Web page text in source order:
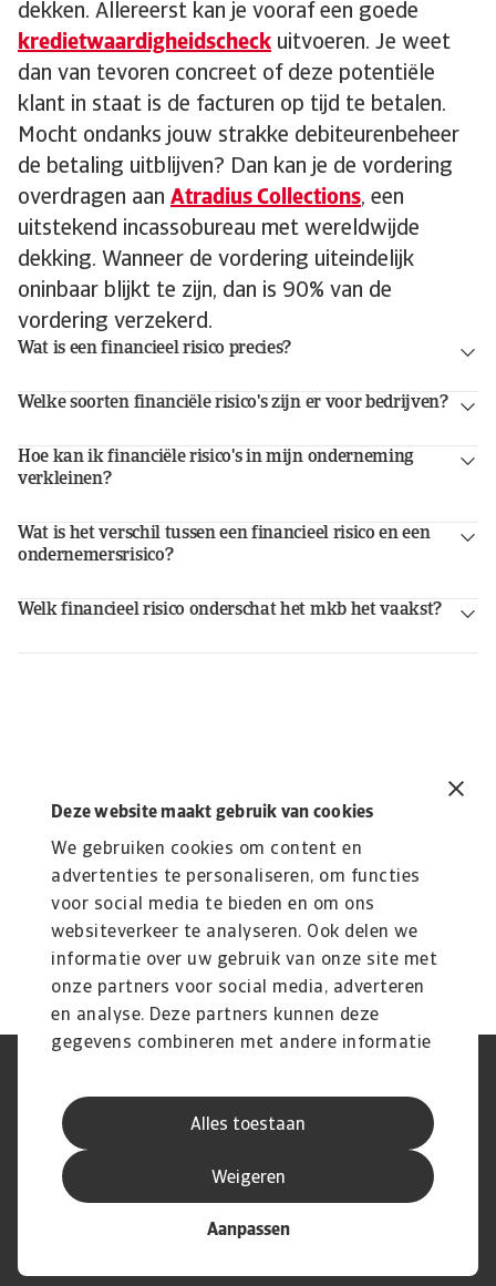
Deze website maakt gebruik van cookies
We gebruiken cookies om content en
advertenties te personaliseren, om functies
voor social media te bieden en om ons
websiteverkeer te analyseren. Ook delen we
informatie over uw gebruik van onze site met
onze partners voor social media, adverteren
en analyse. Deze partners kunnen deze
gegevens combineren met andere informatie
verzameld op basis van uw gebruik van hun
services.
Alles toestaan
Aanpassen
Weigeren
dekken. Allereerst kan je vooraf een goede
kredietwaardigheidscheck uitvoeren. Je weet
dan van tevoren concreet of deze potentiële
klant in staat is de facturen op tijd te betalen.
Mocht ondanks jouw strakke debiteurenbeheer
de betaling uitblijven? Dan kan je de vordering
overdragen aan Atradius Collections, een
uitstekend incassobureau met wereldwijde
dekking. Wanneer de vordering uiteindelijk
oninbaar blijkt te zijn, dan is 90% van de
vordering verzekerd.
Wat is een financieel risico precies?
Welke soorten financiële risico's zijn er voor bedrijven?
Hoe kan ik financiële risico's in mijn onderneming
verkleinen?
Wat is het verschil tussen een financieel risico en een
ondernemersrisico?
Welk financieel risico onderschat het mkb het vaakst?
Lees Meer
Wat is een kredietverzekering?
Bescherm je bedrijf | Atradius
Een kredietverzekering beschermt je tegen
wanbetaling door klanten. Ontdek hoe het werkt,
wat ...
Cookie informatie
Phishing en fraude
Juridische informatie
Supplier information